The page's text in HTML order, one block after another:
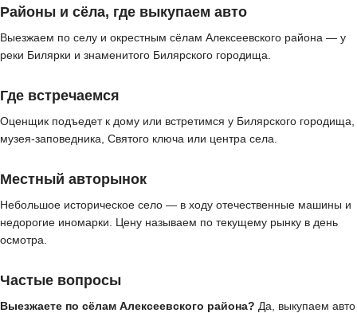
Районы и сёла, где выкупаем авто
Выезжаем по селу и окрестным сёлам Алексеевского района — у
реки Билярки и знаменитого Билярского городища.
Где встречаемся
Оценщик подъедет к дому или встретимся у Билярского городища,
музея-заповедника, Святого ключа или центра села.
Местный авторынок
Небольшое историческое село — в ходу отечественные машины и
недорогие иномарки. Цену называем по текущему рынку в день
осмотра.
Частые вопросы
Выезжаете по сёлам Алексеевского района? Да, выкупаем авто